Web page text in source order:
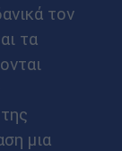
τον
τα
μια